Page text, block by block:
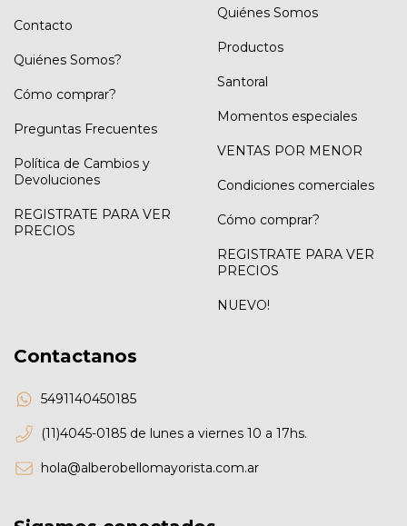
Contacto
Quiénes Somos?
Cómo comprar?
Preguntas Frecuentes
Política de Cambios y
Devoluciones
REGISTRATE PARA VER
PRECIOS
Quiénes Somos
Productos
Santoral
Momentos especiales
VENTAS POR MENOR
Condiciones comerciales
Cómo comprar?
REGISTRATE PARA VER
PRECIOS
NUEVO!
Contactanos
5491140450185
(11)4045-0185 de lunes a viernes 10 a 17hs.
hola@alberobellomayorista.com.ar